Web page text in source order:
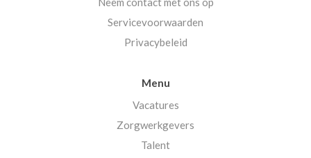
Servicevoorwaarden
Privacybeleid
Menu
Vacatures
Zorgwerkgevers
Talent